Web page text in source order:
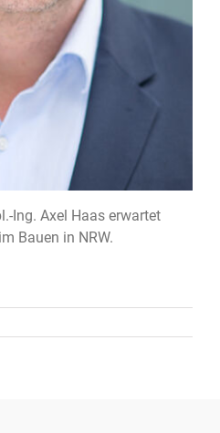
Ing. Axel Haas erwartet
Bauen in NRW.